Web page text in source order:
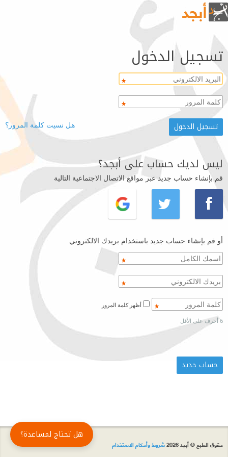
تسجيل الدخول
هل نسيت كلمة المرور؟
ليس لديك حساب على أبجد؟
قم بإنشاء حساب جديد عبر مواقع الاتصال الاجتماعية التالية
أو قم بإنشاء حساب جديد باستخدام بريدك الالكتروني
6 أحرف على الأقل
حقوق الطبع © أبجد 2026 شروط وأحكام الاستخدام
هل تحتاج لمساعدة؟